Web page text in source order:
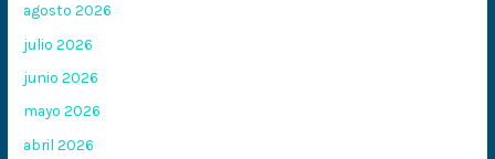
agosto 2026
julio 2026
junio 2026
mayo 2026
abril 2026